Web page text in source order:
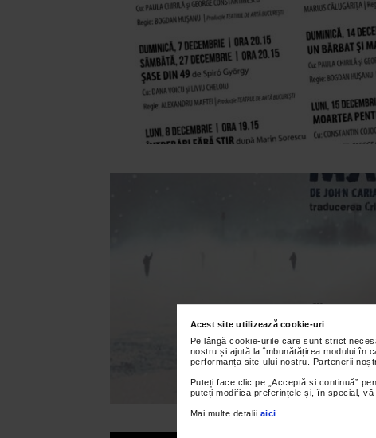
Acest site utilizează cookie-uri
Pe lângă cookie-urile care sunt strict
nostru și ajută la îmbunătățirea modului în
performanța site-ului nostru. Partenerii
Puteți face clic pe „Acceptă si continuă”
puteți modifica preferințele și, în special,
Mai multe detalii aici